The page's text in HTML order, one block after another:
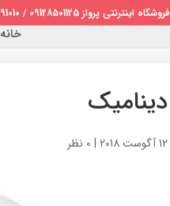
فروشگاه اینترنتی پرواز 09128501125 / 02122691010
خانه
دینامیک
12 آگوست 2018 | 0 نظر